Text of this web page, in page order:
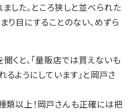
した。ところ狭しと並べられた
り目にすることのない、めずら
くと、「量販店では買えないも
ようにしています」と岡戸さ
以上！岡戸さんも正確には把